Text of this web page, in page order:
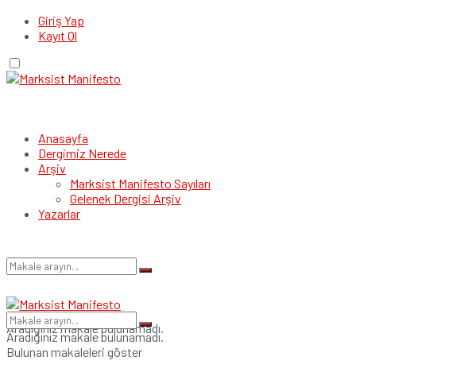
Giriş Yap
Kayıt Ol
Anasayfa
Dergimiz Nerede
Arşiv
Marksist Manifesto Sayıları
Gelenek Dergisi Arşiv
Yazarlar
Aradığınız makale bulunamadı.
Aradığınız makale bulunamadı.
Bulunan makaleleri göster